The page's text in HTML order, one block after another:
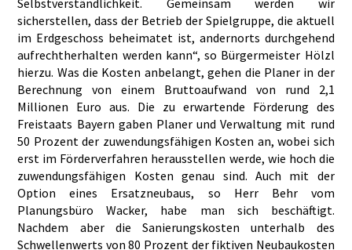
Selbstverständlichkeit. Gemeinsam werden wir
sicherstellen, dass der Betrieb der Spielgruppe, die aktuell
im Erdgeschoss beheimatet ist, andernorts durchgehend
aufrechtherhalten werden kann“, so Bürgermeister Hölzl
hierzu. Was die Kosten anbelangt, gehen die Planer in der
Berechnung von einem Bruttoaufwand von rund 2,1
Millionen Euro aus. Die zu erwartende Förderung des
Freistaats Bayern gaben Planer und Verwaltung mit rund
50 Prozent der zuwendungsfähigen Kosten an, wobei sich
erst im Förderverfahren herausstellen werde, wie hoch die
zuwendungsfähigen Kosten genau sind. Auch mit der
Option eines Ersatzneubaus, so Herr Behr vom
Planungsbüro Wacker, habe man sich beschäftigt.
Nachdem aber die Sanierungskosten unterhalb des
Schwellenwerts von 80 Prozent der fiktiven Neubaukosten